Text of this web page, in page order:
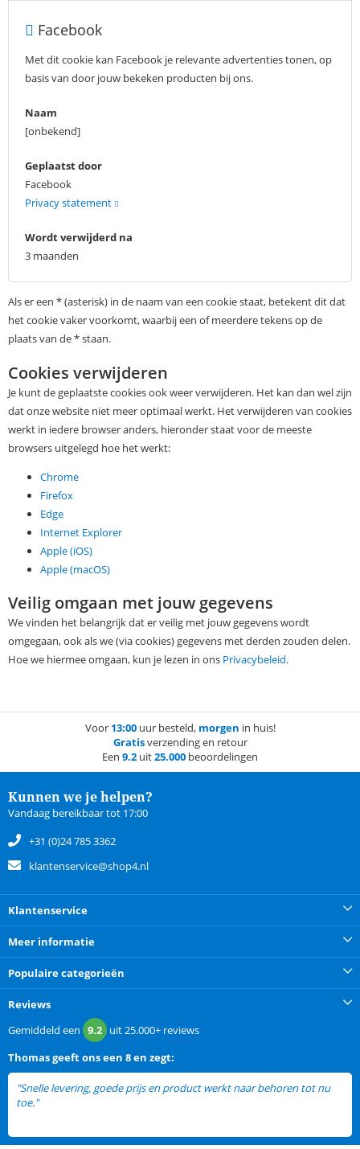
Facebook
Met dit cookie kan Facebook je relevante advertenties tonen, op
basis van door jouw bekeken producten bij ons.
Naam
[onbekend]
Geplaatst door
Facebook
Privacy statement
Wordt verwijderd na
3 maanden
Als er een * (asterisk) in de naam van een cookie staat, betekent dit dat
het cookie vaker voorkomt, waarbij een of meerdere tekens op de
plaats van de * staan.
Cookies verwijderen
Je kunt de geplaatste cookies ook weer verwijderen. Het kan dan wel zijn
dat onze website niet meer optimaal werkt. Het verwijderen van cookies
werkt in iedere browser anders, hieronder staat voor de meeste
browsers uitgelegd hoe het werkt:
Chrome
Firefox
Edge
Internet Explorer
Apple (iOS)
Apple (macOS)
Veilig omgaan met jouw gegevens
We vinden het belangrijk dat er veilig met jouw gegevens wordt
omgegaan, ook als we (via cookies) gegevens met derden zouden delen.
Hoe we hiermee omgaan, kun je lezen in ons Privacybeleid.
Voor 13:00uur besteld, morgen in huis!
Gratisverzending en retour
Een 9.2 uit25.000 beoordelingen
Kunnen we je helpen?
Vandaag bereikbaar tot 17:00
+31 (0)24 785 3362
klantenservice@shop4.nl
Klantenservice
Meer informatie
Populaire categorieën
Reviews
Gemiddeld een 9.2 uit25.000+ reviews
Thomasgeeft ons een 8 en zegt:
"Snelle levering, goede prijs en product werkt naar behoren tot nu
toe."